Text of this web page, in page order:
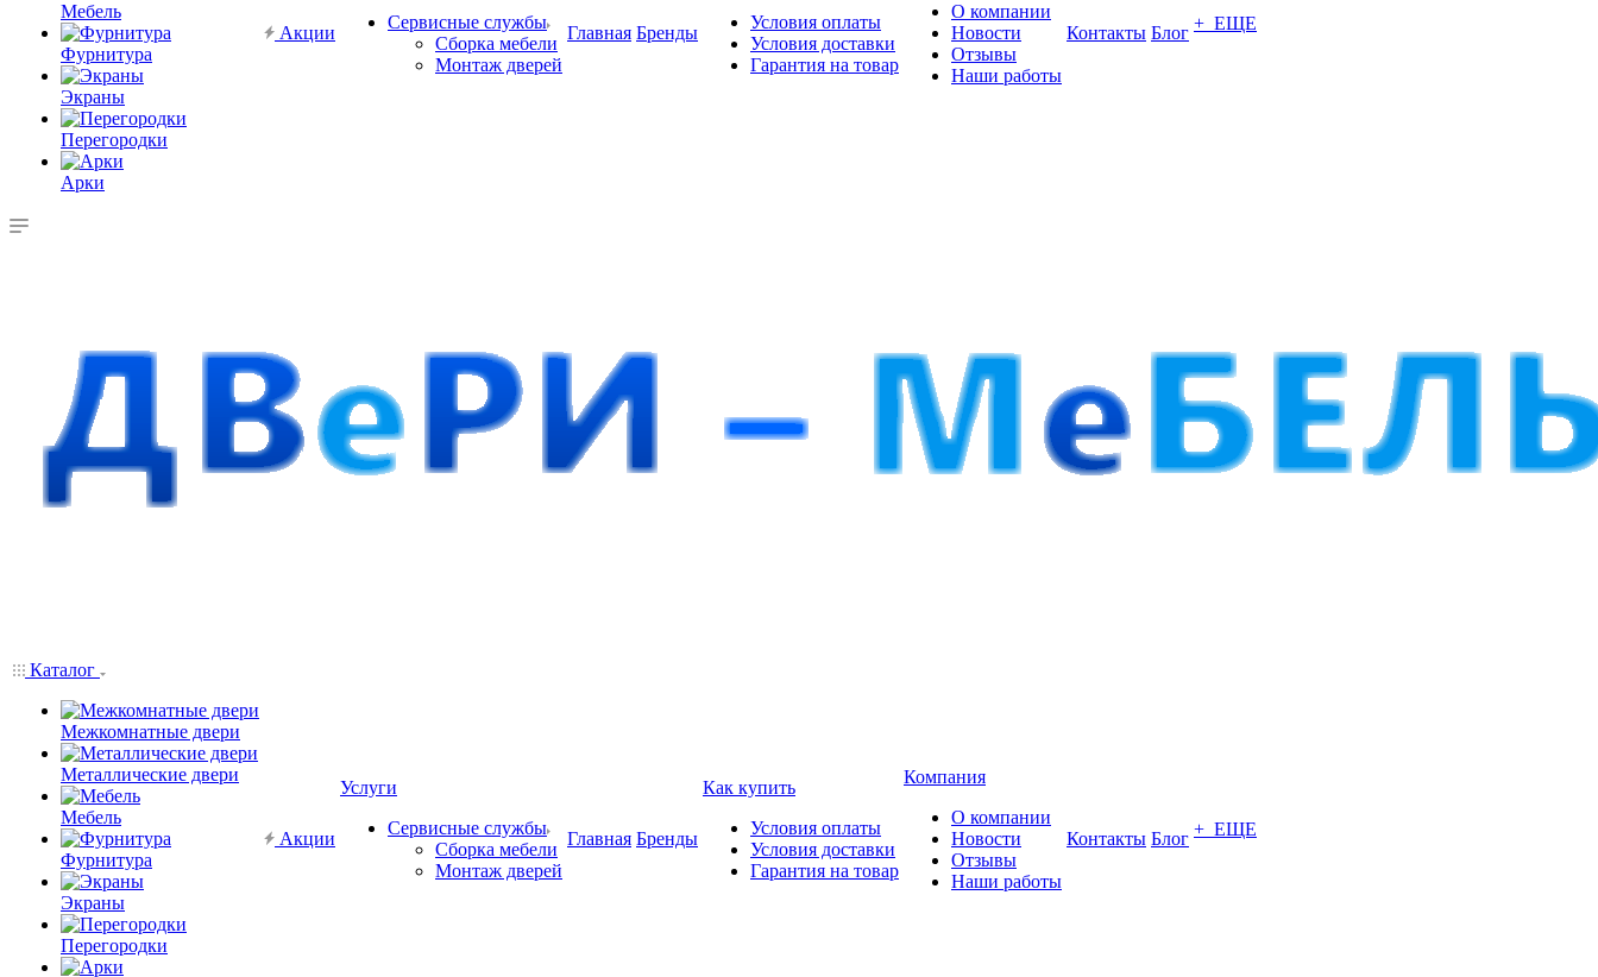
Мебель
Фурнитура
Экраны
Перегородки
Арки
Акции
Сервисные службы
Сборка мебели
Монтаж дверей
Главная Бренды
Условия оплаты
Условия доставки
Гарантия на товар
О компании
Новости
Отзывы
Наши работы
Контакты Блог + ЕЩЕ
Каталог
Межкомнатные двери
Металлические двери
Мебель
Фурнитура
Экраны
Перегородки
Акции
Услуги
Сервисные службы
Сборка мебели
Монтаж дверей
Главная Бренды
Как купить
Условия оплаты
Условия доставки
Гарантия на товар
Компания
О компании
Новости
Отзывы
Наши работы
Контакты Блог + ЕЩЕ